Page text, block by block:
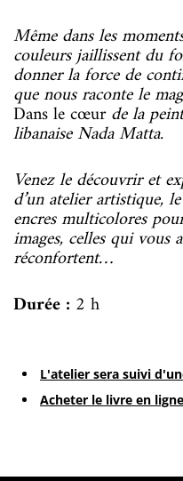
Même dans les
couleurs jaillissent du
donner la force de
que nous raconte le
Dans le cœurde la
libanaise Nada Matta.
Venez le découvrir et
d’un atelier artistique,
encres multicolores
images, celles qui vous
réconfortent…
Durée : 2 h
L'atelier sera suivi
Acheter le livre en ligne